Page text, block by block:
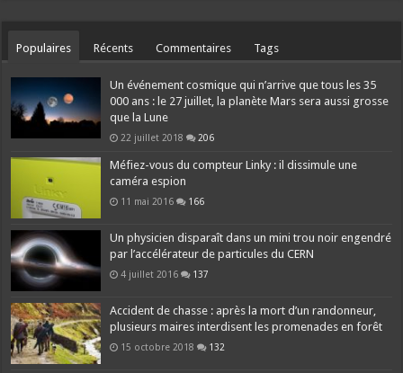
Populaires Récents Commentaires Tags
Un événement cosmique qui n’arrive que tous les 35
000 ans : le 27 juillet, la planète Mars sera aussi grosse
que la Lune
22 juillet 2018 206
Méfiez-vous du compteur Linky : il dissimule une
caméra espion
11 mai 2016 166
Un physicien disparaît dans un mini trou noir engendré
par l’accélérateur de particules du CERN
4 juillet 2016 137
Accident de chasse : après la mort d’un randonneur,
plusieurs maires interdisent les promenades en forêt
15 octobre 2018 132